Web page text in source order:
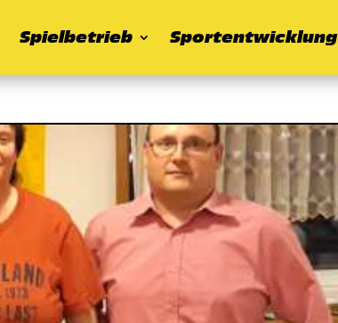
Spielbetrieb Sportentwicklung